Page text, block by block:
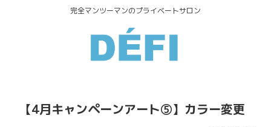
完全マンツーマンのプライベートサロン
【4月キャンペーンアート⑤】カラー変更